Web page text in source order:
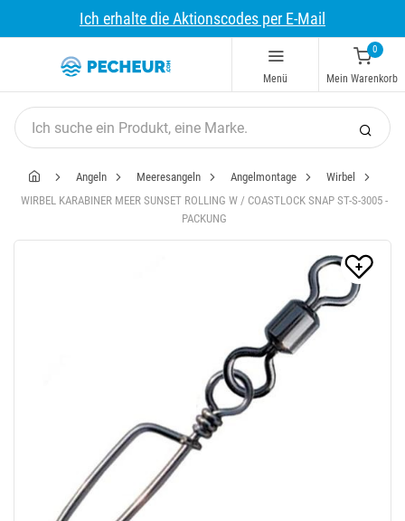
Ich erhalte die Aktionscodes per E-Mail
Menü
0
Mein Warenkorb
Angeln Meeresangeln Angelmontage
Wirbel
WIRBEL KARABINER MEER SUNSET ROLLING W / COASTLOCK SNAP ST-S-3005 -
PACKUNG